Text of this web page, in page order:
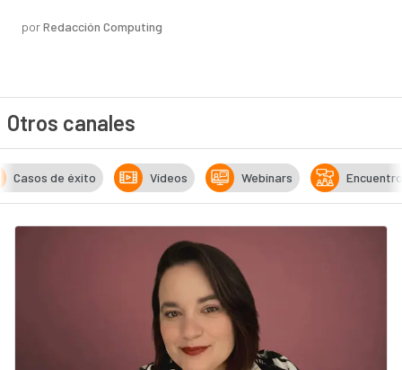
porRedacción Computing
Otros canales
Casos de éxito Vídeos Webinars